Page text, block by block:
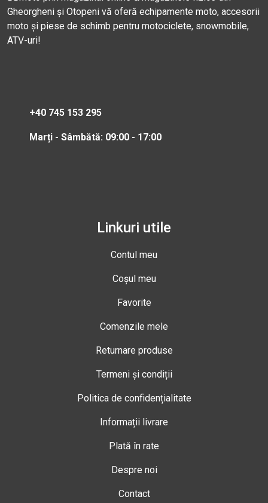
Gheorgheni și Otopeni vă oferă echipamente moto, accesorii
moto și piese de schimb pentru motociclete, snowmobile,
ATV-uri!
+40 745 153 295
Marți - Sâmbătă: 09:00 - 17:00
Linkuri utile
Contul meu
Coșul meu
Favorite
Comenzile mele
Returnare produse
Termeni și condiții
Politica de confidențialitate
Informații livrare
Plată în rate
Despre noi
Contact